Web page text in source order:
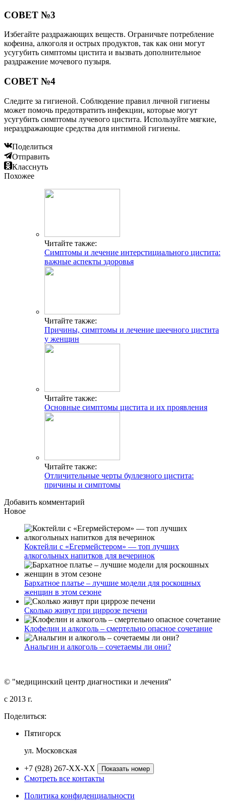
СОВЕТ №3
Избегайте раздражающих веществ. Ограничьте потребление
кофеина, алкоголя и острых продуктов, так как они могут
усугубить симптомы цистита и вызвать дополнительное
раздражение мочевого пузыря.
СОВЕТ №4
Следите за гигиеной. Соблюдение правил личной гигиены
может помочь предотвратить инфекции, которые могут
усугубить симптомы лучевого цистита. Используйте мягкие,
нераздражающие средства для интимной гигиены.
Поделиться
Отправить
Класснуть
Похожее
Читайте также:
Симптомы и лечение интерстициального цистита:
важные аспекты здоровья
Читайте также:
Причины, симптомы и лечение шеечного цистита
у женщин
Читайте также:
Основные симптомы цистита и их проявления
Читайте также:
Отличительные черты буллезного цистита:
причины и симптомы
Добавить комментарий
Новое
Коктейли с «Егермейстером» — топ лучших
алкогольных напитков для вечеринок
Бархатное платье – лучшие модели для роскошных
женщин в этом сезоне
Сколько живут при циррозе печени
Клофелин и алкоголь – смертельно опасное сочетание
Анальгин и алкоголь – сочетаемы ли они?
© "медицинский центр диагностики и лечения"
c 2013 г.
Поделиться:
Пятигорск
ул. Московская
+7 (928) 267-XX-XX Показать номер
Смотреть все контакты
Политика конфиденциальности